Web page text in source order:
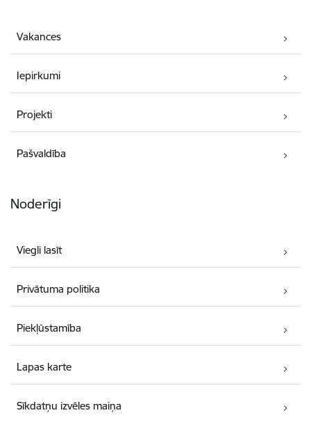
Vakances
Iepirkumi
Projekti
Pašvaldība
Noderīgi
Viegli lasīt
Privātuma politika
Piekļūstamība
Lapas karte
Sīkdatņu izvēles maiņa